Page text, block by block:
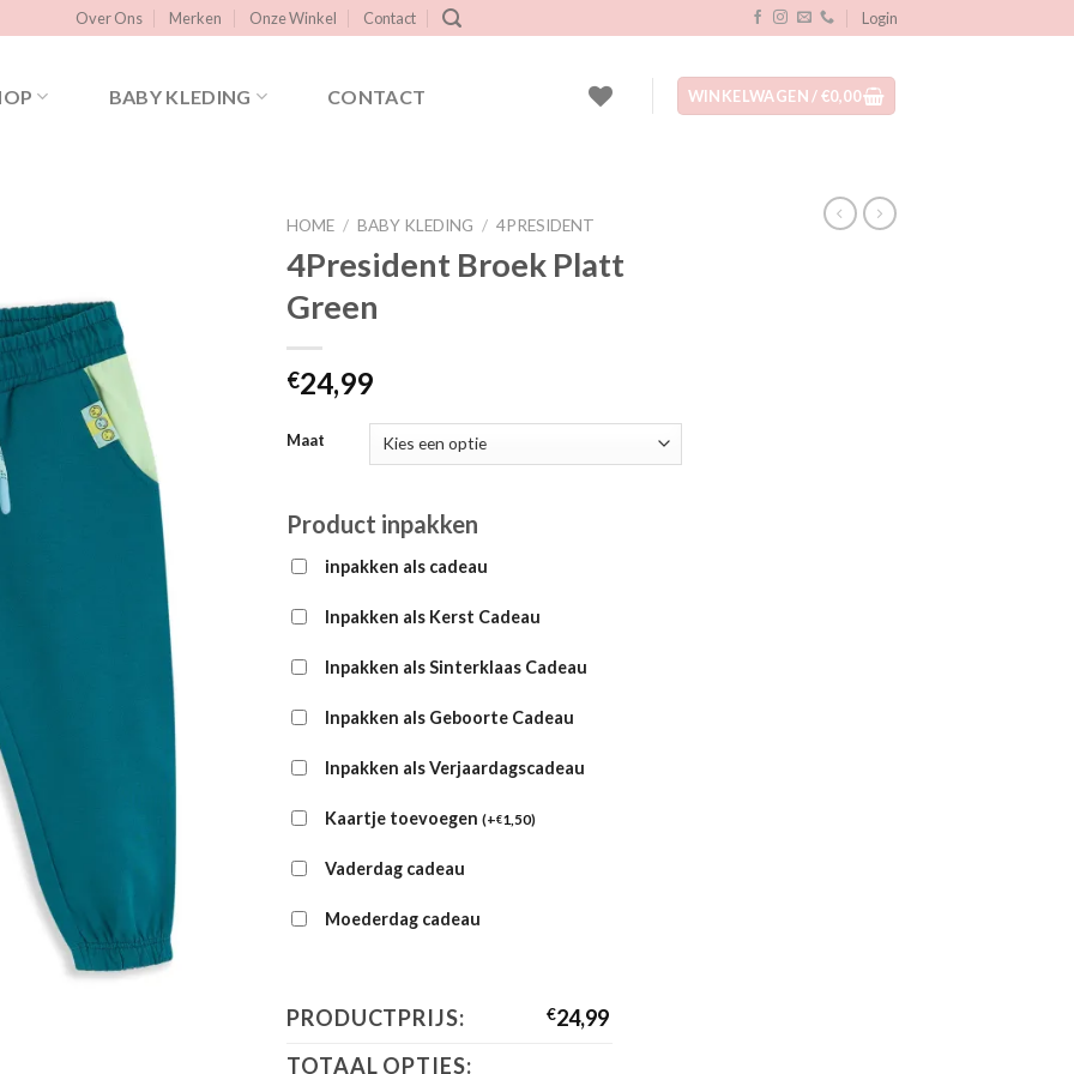
Over Ons Merken Onze Winkel Contact Login
BABY KLEDING CONTACT WINKELWAGEN /€0,00
HOME / BABY KLEDING / 4PRESIDENT
4President Broek Platt
Green
€24,99
Maat
Product inpakken
inpakken als cadeau
Inpakken als Kerst Cadeau
Inpakken als Sinterklaas Cadeau
Inpakken als Geboorte Cadeau
Inpakken als Verjaardagscadeau
Kaartje toevoegen (+€1,50)
Vaderdag cadeau
Moederdag cadeau
PRODUCTPRIJS: €24,99
TOTAAL OPTIES: